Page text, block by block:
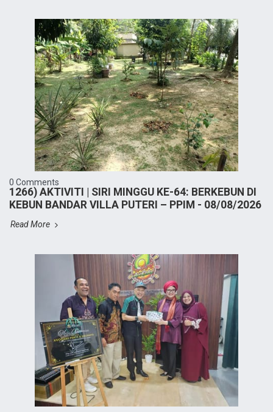
0 Comments
1266) AKTIVITI | SIRI MINGGU KE-64: BERKEBUN DI
KEBUN BANDAR VILLA PUTERI – PPIM - 08/08/2026
Read More